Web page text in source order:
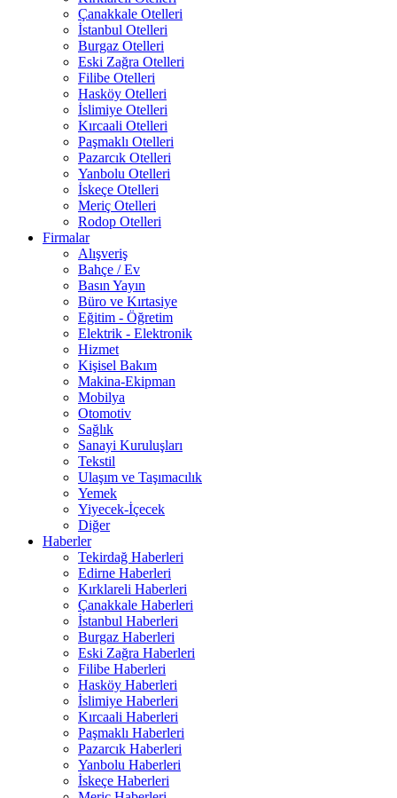
Çanakkale Otelleri
İstanbul Otelleri
Burgaz Otelleri
Eski Zağra Otelleri
Filibe Otelleri
Hasköy Otelleri
İslimiye Otelleri
Kırcaali Otelleri
Paşmaklı Otelleri
Pazarcık Otelleri
Yanbolu Otelleri
İskeçe Otelleri
Meriç Otelleri
Rodop Otelleri
Firmalar
Alışveriş
Bahçe / Ev
Basın Yayın
Büro ve Kırtasiye
Eğitim - Öğretim
Elektrik - Elektronik
Hizmet
Kişisel Bakım
Makina-Ekipman
Mobilya
Otomotiv
Sağlık
Sanayi Kuruluşları
Tekstil
Ulaşım ve Taşımacılık
Yemek
Yiyecek-İçecek
Diğer
Haberler
Tekirdağ Haberleri
Edirne Haberleri
Kırklareli Haberleri
Çanakkale Haberleri
İstanbul Haberleri
Burgaz Haberleri
Eski Zağra Haberleri
Filibe Haberleri
Hasköy Haberleri
İslimiye Haberleri
Kırcaali Haberleri
Paşmaklı Haberleri
Pazarcık Haberleri
Yanbolu Haberleri
İskeçe Haberleri